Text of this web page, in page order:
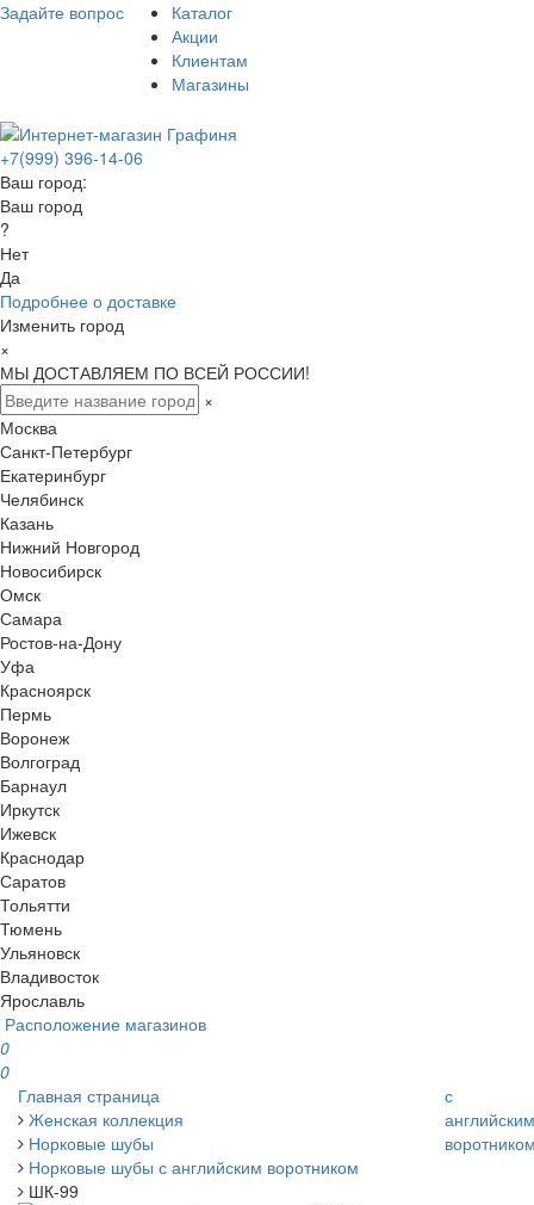
Задайте вопрос
Каталог
Акции
Клиентам
Магазины
+7(999) 396-14-06
Ваш город:
Ваш город
?
Нет
Да
Подробнее о доставке
Изменить город
×
МЫ ДОСТАВЛЯЕМ ПО ВСЕЙ РОССИИ!
×
Москва
Санкт-Петербург
Екатеринбург
Челябинск
Казань
Нижний Новгород
Новосибирск
Омск
Самара
Ростов-на-Дону
Уфа
Красноярск
Пермь
Воронеж
Волгоград
Барнаул
Иркутск
Ижевск
Краснодар
Саратов
Тольятти
Тюмень
Ульяновск
Владивосток
Ярославль
Расположение магазинов
0
0
Главная страница
Женская коллекция
Норковые шубы
Норковые шубы с английским воротником
ШК-99
с